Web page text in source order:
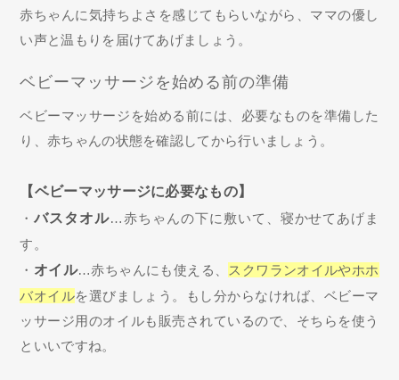
赤ちゃんに気持ちよさを感じてもらいながら、ママの優し
い声と温もりを届けてあげましょう。
ベビーマッサージを始める前の準備
ベビーマッサージを始める前には、必要なものを準備した
り、赤ちゃんの状態を確認してから行いましょう。
【ベビーマッサージに必要なもの】
・バスタオル…赤ちゃんの下に敷いて、寝かせてあげま
す。
・ オイル…赤ちゃんにも使える、 スクワランオイルやホホ
バオイルを選びましょう。もし分からなければ、ベビーマ
ッサージ用のオイルも販売されているので、そちらを使う
といいですね。